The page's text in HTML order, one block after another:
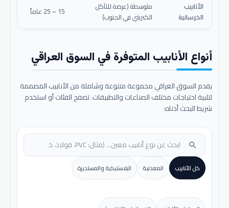
الأنابيب
الخرسانية
متوسطة (عرضة للتآكل
الكبريتي في الجنوب)
15 – 25 عاماً
أنواع الأنابيب المتوفرة في السوق العراقي
يقدم السوق العراقي مجموعة متنوعة وشاملة من الأنابيب المصممة
لتلبية احتياجات مختلف الصناعات والتطبيقات. تصفح الفئات أو استخدم
شريط البحث أدناه:
search
كل الأنابيب المعدنية البلاستيكية والمستديرة